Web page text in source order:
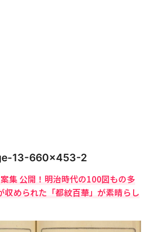
13-660×453-2
集 公開！明治時代の100図もの多
収められた「都紋百華」が素晴らし